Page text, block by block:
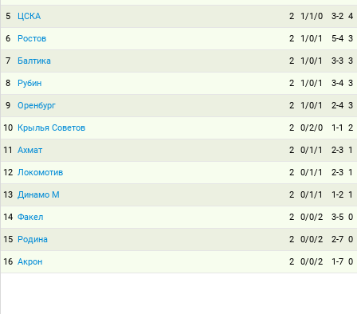
5 ЦСКА 2 1/1/0 3-2 4
6 Ростов 2 1/0/1 5-4 3
7 Балтика 2 1/0/1 3-3 3
8 Рубин 2 1/0/1 3-4 3
9 Оренбург 2 1/0/1 2-4 3
10 Крылья Советов 2 0/2/0 1-1 2
11 Ахмат 2 0/1/1 2-3 1
12 Локомотив 2 0/1/1 2-3 1
13 Динамо М 2 0/1/1 1-2 1
14 Факел 2 0/0/2 3-5 0
15 Родина 2 0/0/2 2-7 0
16 Акрон 2 0/0/2 1-7 0